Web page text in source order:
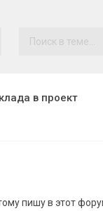
в проект
пишу в этот